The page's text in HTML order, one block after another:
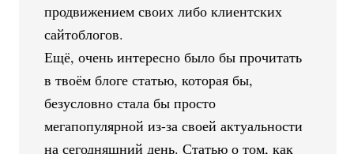
продвижением своих либо клиентских
сайтоблогов.
Ещё, очень интересно было бы прочитать
в твоём блоге статью, которая бы,
безусловно стала бы просто
мегапопулярной из-за своей актуальности
на сегодняшний день. Статью о том, как